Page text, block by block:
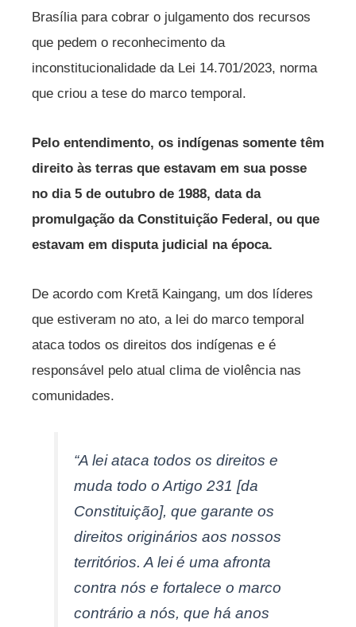
Brasília para cobrar o julgamento dos recursos
que pedem o reconhecimento da
inconstitucionalidade da Lei 14.701/2023, norma
que criou a tese do marco temporal.
Pelo entendimento, os indígenas somente têm
direito às terras que estavam em sua posse
no dia 5 de outubro de 1988, data da
promulgação da Constituição Federal, ou que
estavam em disputa judicial na época.
De acordo com Kretã Kaingang, um dos líderes
que estiveram no ato, a lei do marco temporal
ataca todos os direitos dos indígenas e é
responsável pelo atual clima de violência nas
comunidades.
“A lei ataca todos os direitos e
muda todo o Artigo 231 [da
Constituição], que garante os
direitos originários aos nossos
territórios. A lei é uma afronta
contra nós e fortalece o marco
contrário a nós, que há anos